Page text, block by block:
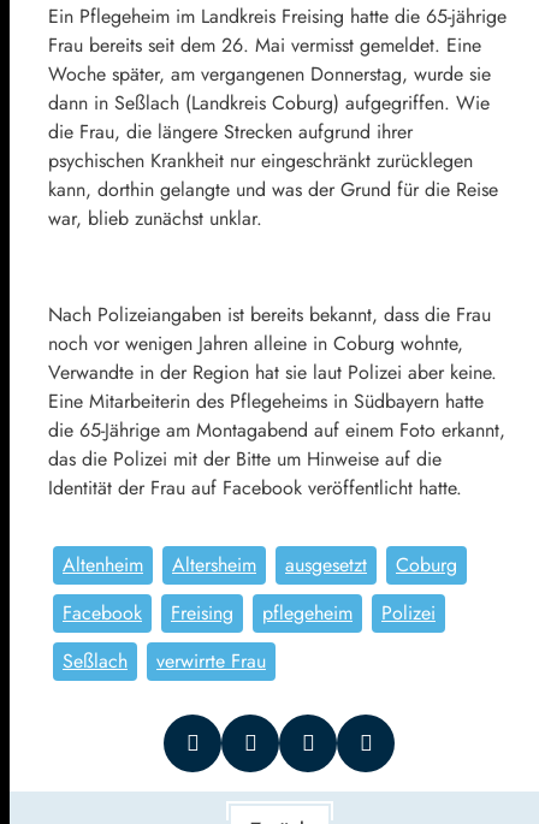
Ein Pflegeheim im Landkreis Freising hatte die 65-jährige
Frau bereits seit dem 26. Mai vermisst gemeldet. Eine
Woche später, am vergangenen Donnerstag, wurde sie
dann in Seßlach (Landkreis Coburg) aufgegriffen. Wie
die Frau, die längere Strecken aufgrund ihrer
psychischen Krankheit nur eingeschränkt zurücklegen
kann, dorthin gelangte und was der Grund für die Reise
war, blieb zunächst unklar.
Nach Polizeiangaben ist bereits bekannt, dass die Frau
noch vor wenigen Jahren alleine in Coburg wohnte,
Verwandte in der Region hat sie laut Polizei aber keine.
Eine Mitarbeiterin des Pflegeheims in Südbayern hatte
die 65-Jährige am Montagabend auf einem Foto erkannt,
das die Polizei mit der Bitte um Hinweise auf die
Identität der Frau auf Facebook veröffentlicht hatte.
Altenheim Altersheim ausgesetzt
Coburg
Facebook
Freising pflegeheim
Polizei
Seßlach
verwirrte Frau